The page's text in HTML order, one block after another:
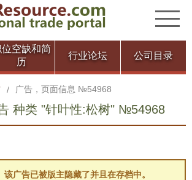
位空缺和简
历
行业论坛 公司目录
/ 广告，页面信息 №54968
种类 "针叶性:松树" №54968
该广告已被版主隐藏了并且在存档中。